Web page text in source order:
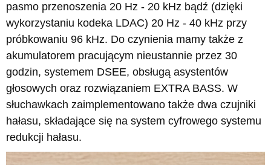
pasmo przenoszenia 20 Hz - 20 kHz bądź (dzięki
wykorzystaniu kodeka LDAC) 20 Hz - 40 kHz przy
próbkowaniu 96 kHz. Do czynienia mamy także z
akumulatorem pracującym nieustannie przez 30
godzin, systemem DSEE, obsługą asystentów
głosowych oraz rozwiązaniem EXTRA BASS. W
słuchawkach zaimplementowano także dwa czujniki
hałasu, składające się na system cyfrowego systemu
redukcji hałasu.